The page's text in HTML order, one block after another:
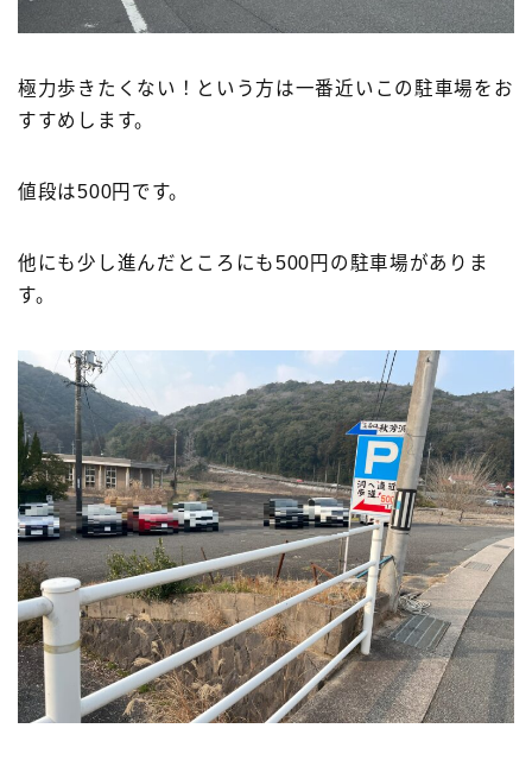
極力歩きたくない！という方は一番近いこの駐車場をお
すすめします。
値段は500円です。
他にも少し進んだところにも500円の駐車場がありま
す。